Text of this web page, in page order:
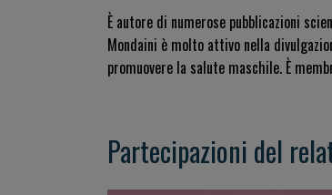
È autore di numerose pubblicazioni
Mondaini è molto attivo nella
promuovere la salute maschile. È
Partecipazioni del